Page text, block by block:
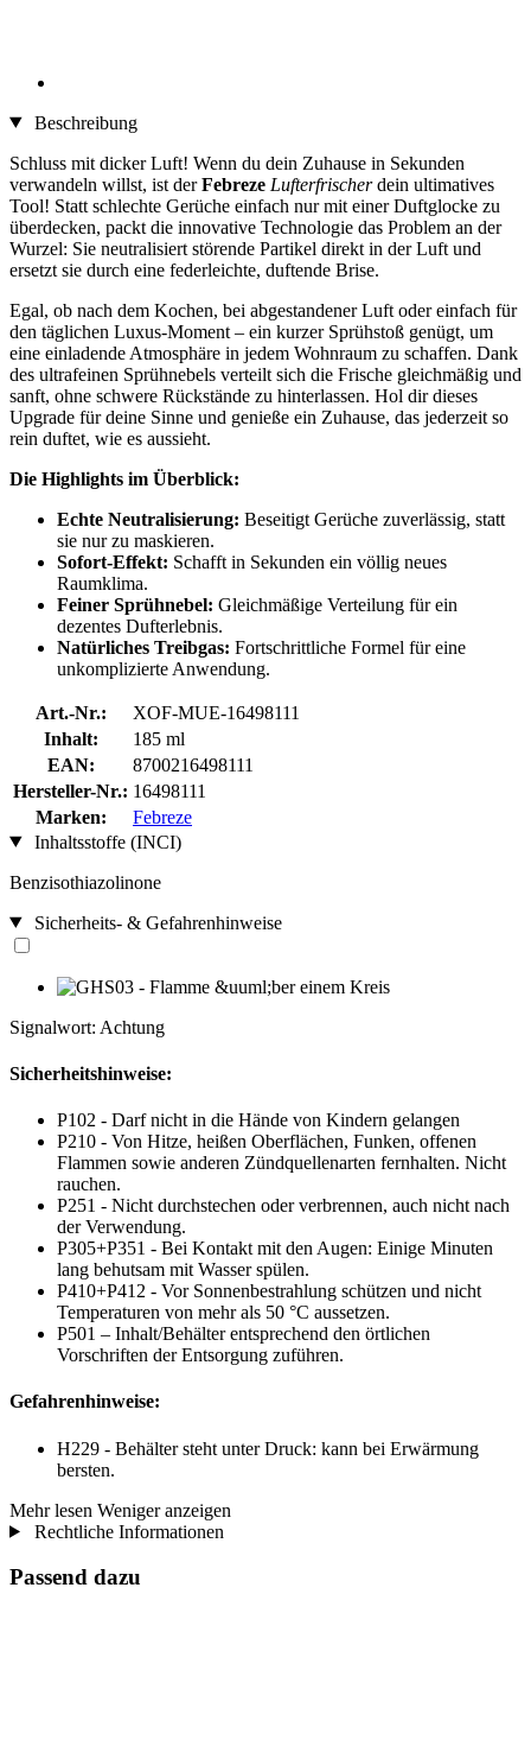
Beschreibung
Schluss mit dicker Luft! Wenn du dein Zuhause in Sekunden
verwandeln willst, ist derFebreze Lufterfrischerdein ultimatives
Tool! Statt schlechte Gerüche einfach nur mit einer Duftglocke zu
überdecken, packt die innovative Technologie das Problem an der
Wurzel: Sie neutralisiert störende Partikel direkt in der Luft und
ersetzt sie durch eine federleichte, duftende Brise.
Egal, ob nach dem Kochen, bei abgestandener Luft oder einfach für
den täglichen Luxus-Moment – ein kurzer Sprühstoß genügt, um
eine einladende Atmosphäre in jedem Wohnraum zu schaffen. Dank
des ultrafeinen Sprühnebels verteilt sich die Frische gleichmäßig und
sanft, ohne schwere Rückstände zu hinterlassen. Hol dir dieses
Upgrade für deine Sinne und genieße ein Zuhause, das jederzeit so
rein duftet, wie es aussieht.
Die Highlights im Überblick:
Echte Neutralisierung: Beseitigt Gerüche zuverlässig, statt
sie nur zu maskieren.
Sofort-Effekt: Schafft in Sekunden ein völlig neues
Raumklima.
Feiner Sprühnebel: Gleichmäßige Verteilung für ein
dezentes Dufterlebnis.
Natürliches Treibgas: Fortschrittliche Formel für eine
unkomplizierte Anwendung.
Art.-Nr.:
XOF-MUE-16498111
Inhalt:
185 ml
EAN:
8700216498111
Hersteller-Nr.: 16498111
Marken:
Febreze
Inhaltsstoffe (INCI)
Benzisothiazolinone
Sicherheits- & Gefahrenhinweise
Signalwort: Achtung
Sicherheitshinweise:
P102 - Darf nicht in die Hände von Kindern gelangen
P210 - Von Hitze, heißen Oberflächen, Funken, offenen
Flammen sowie anderen Zündquellenarten fernhalten. Nicht
rauchen.
P251 - Nicht durchstechen oder verbrennen, auch nicht nach
der Verwendung.
P305+P351 - Bei Kontakt mit den Augen: Einige Minuten
lang behutsam mit Wasser spülen.
P410+P412 - Vor Sonnenbestrahlung schützen und nicht
Temperaturen von mehr als 50 °C aussetzen.
P501 – Inhalt/Behälter entsprechend den örtlichen
Vorschriften der Entsorgung zuführen.
Gefahrenhinweise:
H229 - Behälter steht unter Druck: kann bei Erwärmung
bersten.
Mehr lesen Weniger anzeigen
Rechtliche Informationen
Passend dazu